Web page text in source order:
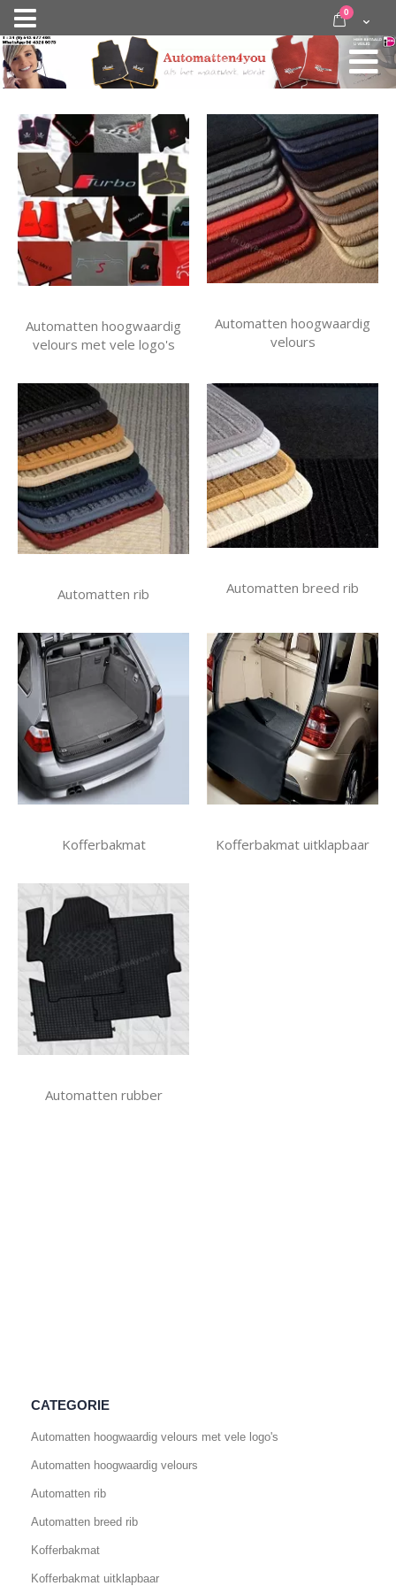
Nav
activeren
door
inhoud
Cart
0 items
Automatten hoogwaardig
velours met vele logo's
Automatten hoogwaardig
velours
Automatten rib Automatten breed rib
Kofferbakmat Kofferbakmat uitklapbaar
Automatten rubber
CATEGORIE
Automatten hoogwaardig velours met vele logo's
Automatten hoogwaardig velours
Automatten rib
Automatten breed rib
Kofferbakmat
Kofferbakmat uitklapbaar